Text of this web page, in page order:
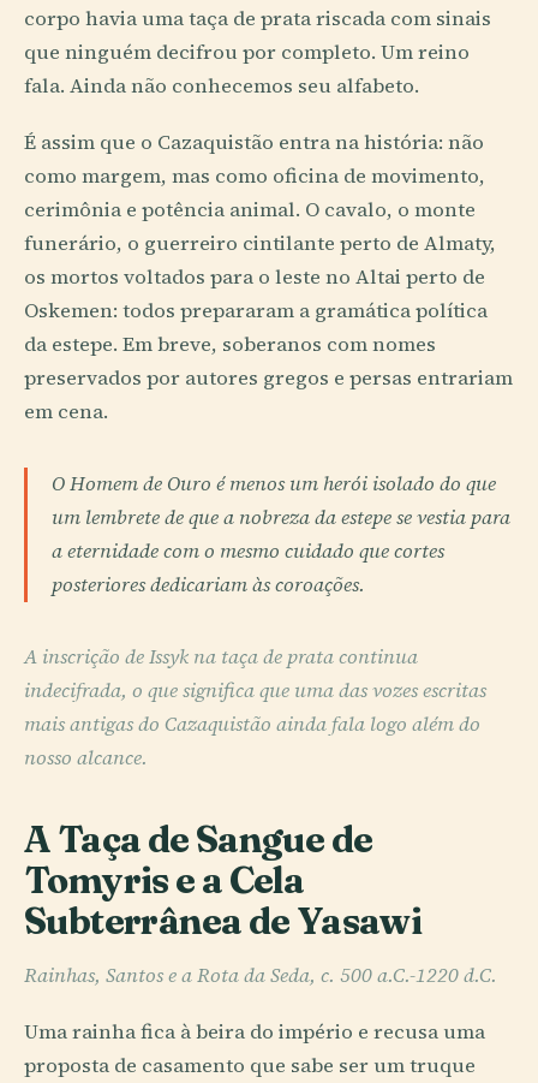
corpo havia uma taça de prata riscada com sinais
que ninguém decifrou por completo. Um reino
fala. Ainda não conhecemos seu alfabeto.
É assim que o Cazaquistão entra na história: não
como margem, mas como oficina de movimento,
cerimônia e potência animal. O cavalo, o monte
funerário, o guerreiro cintilante perto de Almaty,
os mortos voltados para o leste no Altai perto de
Oskemen: todos prepararam a gramática política
da estepe. Em breve, soberanos com nomes
preservados por autores gregos e persas entrariam
em cena.
O Homem de Ouro é menos um herói isolado do que
um lembrete de que a nobreza da estepe se vestia para
a eternidade com o mesmo cuidado que cortes
posteriores dedicariam às coroações.
A inscrição de Issyk na taça de prata continua
indecifrada, o que significa que uma das vozes escritas
mais antigas do Cazaquistão ainda fala logo além do
nosso alcance.
A Taça de Sangue de
Tomyris e a Cela
Subterrânea de Yasawi
Rainhas, Santos e a Rota da Seda, c. 500 a.C.-1220 d.C.
Uma rainha fica à beira do império e recusa uma
proposta de casamento que sabe ser um truque